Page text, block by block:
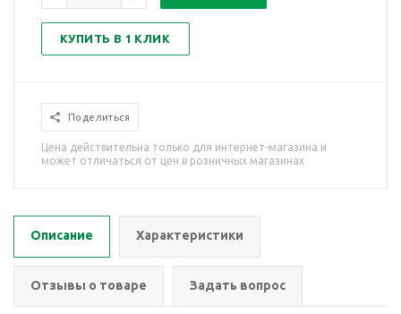
КУПИТЬ В 1 КЛИК
Поделиться
Цена действительна только для интернет-магазина и
может отличаться от цен в розничных магазинах
Описание Характеристики
Отзывы о товаре Задать вопрос